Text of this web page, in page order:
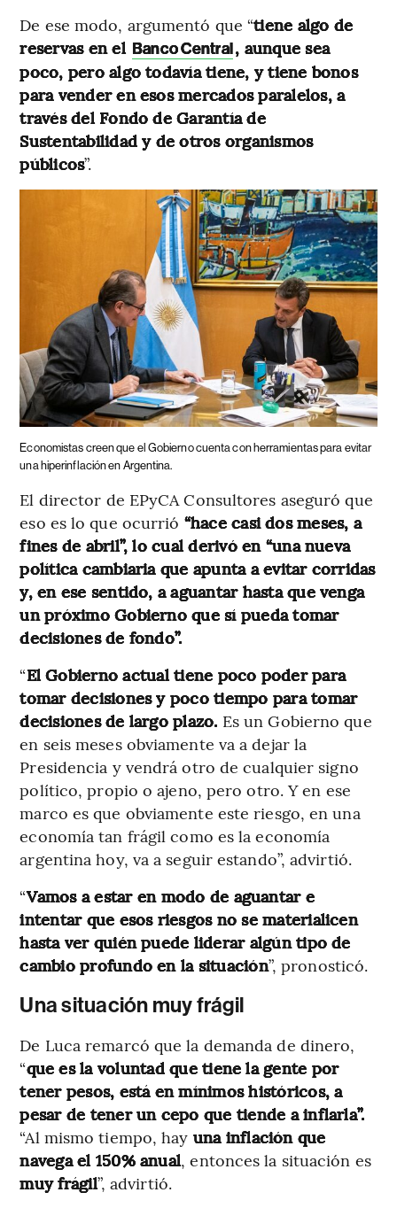
De ese modo, argumentó que “tiene algo de
reservas en el Banco Central, aunque sea
poco, pero algo todavía tiene, y tiene bonos
para vender en esos mercados paralelos, a
través del Fondo de Garantía de
Sustentabilidad y de otros organismos
públicos”.
Economistas creen que el Gobierno cuenta con herramientas para evitar
una hiperinflación en Argentina.
El director de EPyCA Consultores aseguró que
eso es lo que ocurrió “hace casi dos meses, a
fines de abril”, lo cual derivó en “una nueva
política cambiaria que apunta a evitar corridas
y, en ese sentido, a aguantar hasta que venga
un próximo Gobierno que sí pueda tomar
decisiones de fondo”.
“El Gobierno actual tiene poco poder para
tomar decisiones y poco tiempo para tomar
decisiones de largo plazo. Es un Gobierno que
en seis meses obviamente va a dejar la
Presidencia y vendrá otro de cualquier signo
político, propio o ajeno, pero otro. Y en ese
marco es que obviamente este riesgo, en una
economía tan frágil como es la economía
argentina hoy, va a seguir estando”, advirtió.
“Vamos a estar en modo de aguantar e
intentar que esos riesgos no se materialicen
hasta ver quién puede liderar algún tipo de
cambio profundo en la situación”, pronosticó.
Una situación muy frágil
De Luca remarcó que la demanda de dinero,
“que es la voluntad que tiene la gente por
tener pesos, está en mínimos históricos, a
pesar de tener un cepo que tiende a inflarla”.
“Al mismo tiempo, hay una inflación que
navega el 150% anual, entonces la situación es
muy frágil”, advirtió.